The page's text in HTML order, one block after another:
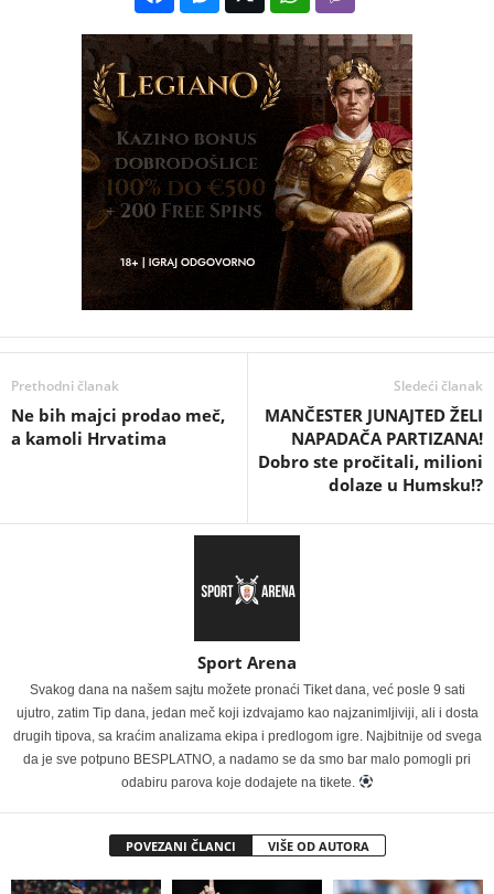
Prethodni članak
Ne bih majci prodao meč,
a kamoli Hrvatima
Sledeći članak
MANČESTER JUNAJTED ŽELI
NAPADAČA PARTIZANA!
Dobro ste pročitali, milioni
dolaze u Humsku!?
Sport Arena
Svakog dana na našem sajtu možete pronaći Tiket dana, već posle 9 sati
ujutro, zatim Tip dana, jedan meč koji izdvajamo kao najzanimljiviji, ali i dosta
drugih tipova, sa kraćim analizama ekipa i predlogom igre. Najbitnije od svega
da je sve potpuno BESPLATNO, a nadamo se da smo bar malo pomogli pri
odabiru parova koje dodajete na tikete.
POVEZANI ČLANCI VIŠE OD AUTORA